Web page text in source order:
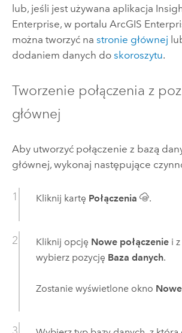
lub, jeśli jest używana aplikacja
Enterprise, w portalu ArcGIS
można tworzyć na stronie głównej
dodaniem danych do skoroszytu.
Tworzenie połączenia z
głównej
Aby utworzyć połączenie z bazą
głównej, wykonaj następujące
Kliknij kartę Połączenia .
Kliknij opcję Nowe połączeniei z
wybierz pozycję Baza danych.
Zostanie wyświetlone okno